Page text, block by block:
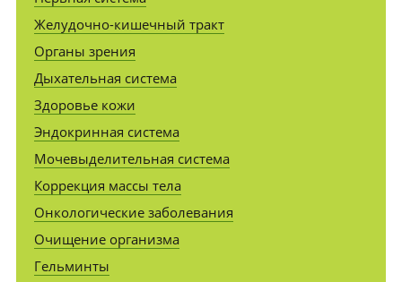
Желудочно-кишечный тракт
Органы зрения
Дыхательная система
Здоровье кожи
Эндокринная система
Мочевыделительная система
Коррекция массы тела
Онкологические заболевания
Очищение организма
Гельминты